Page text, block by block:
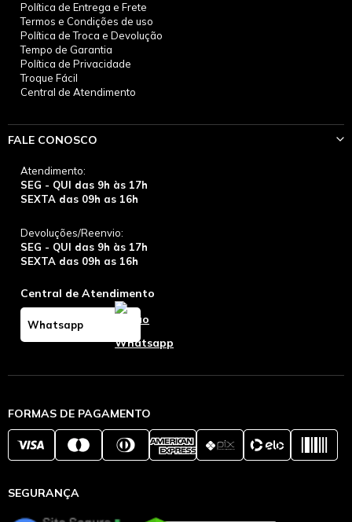
Política de Entrega e Frete
Termos e Condições de uso
Política de Troca e Devolução
Tempo de Garantia
Política de Privacidade
Troque Fácil
Central de Atendimento
FALE CONOSCO
Atendimento:
SEG - QUI das 9h às 17h
SEXTA das 09h as 16h
Devoluções/Reenvio:
SEG - QUI das 9h às 17h
SEXTA das 09h as 16h
Central de Atendimento
Whatsapp
FORMAS DE PAGAMENTO
SEGURANÇA